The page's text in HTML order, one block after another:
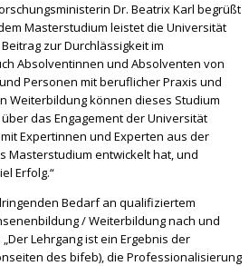
Dr. Beatrix Karl begrüßt
Masterstudium leistet die Universität
zur Durchlässigkeit im
Absolventinnen und Absolventen von
Personen mit beruflicher Praxis und
Weiterbildung können dieses Studium
das Engagement der Universität
Expertinnen und Experten aus der
Masterstudium entwickelt hat, und
Erfolg.“
Bedarf an qualifiziertem
/ Weiterbildung nach und
Lehrgang ist ein Ergebnis der
des bifeb), die Professionalisierung